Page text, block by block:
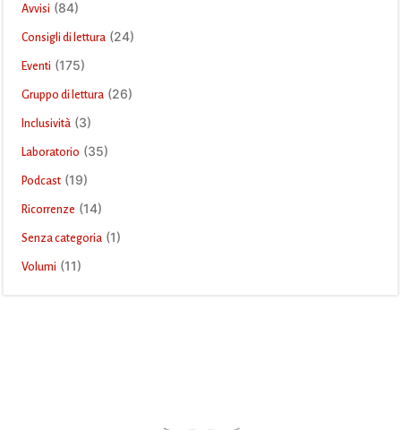
Avvisi (84)
Consigli di lettura (24)
Eventi (175)
Gruppo di lettura (26)
Inclusività (3)
Laboratorio (35)
Podcast (19)
Ricorrenze (14)
Senza categoria (1)
Volumi (11)